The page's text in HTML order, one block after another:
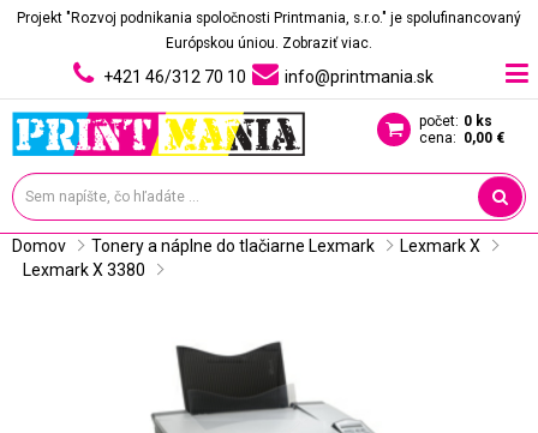
Projekt "Rozvoj podnikania spoločnosti Printmania, s.r.o." je spolufinancovaný
Európskou úniou. Zobraziť viac.
+421 46/312 70 10 info@printmania.sk
počet: 0 ks
cena: 0,00 €
Domov Tonery a náplne do tlačiarne Lexmark
Lexmark X
Lexmark X 3380